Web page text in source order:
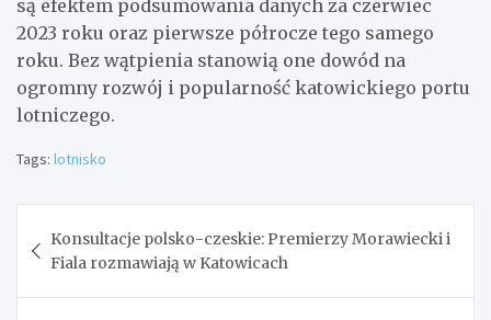
są efektem podsumowania danych za czerwiec
2023 roku oraz pierwsze półrocze tego samego
roku. Bez wątpienia stanowią one dowód na
ogromny rozwój i popularność katowickiego portu
lotniczego.
Tags: lotnisko
wpisu
Konsultacje polsko-czeskie: Premierzy Morawiecki i
Fiala rozmawiają w Katowicach